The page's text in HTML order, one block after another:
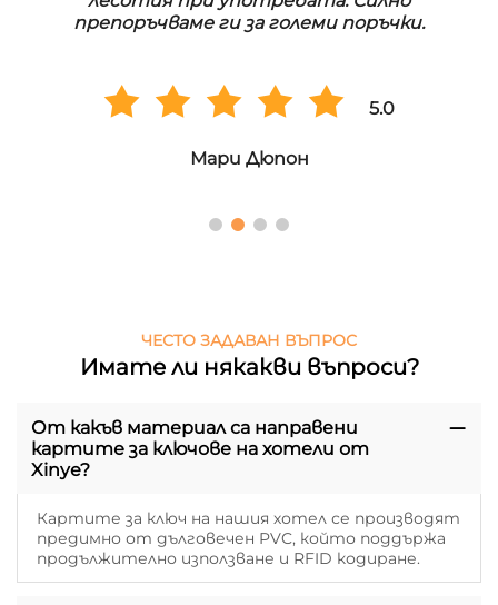
препоръчваме ги за големи поръчки.
5.0
Мари Дюпон
ЧЕСТО ЗАДАВАН ВЪПРОС
Имате ли някакви въпроси?
От какъв материал са направени
картите за ключове на хотели от
Xinye?
Картите за ключ на нашия хотел се производят
предимно от дълговечен PVC, който поддържа
продължително използване и RFID кодиране.